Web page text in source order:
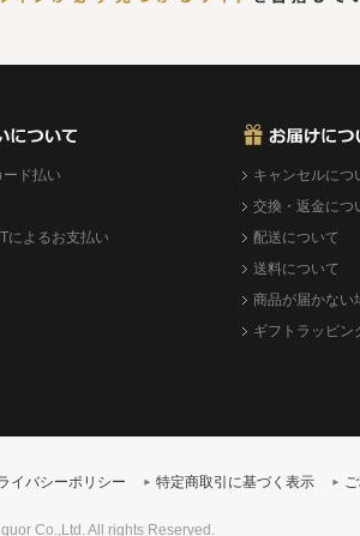
ード払い
によるお支払い
キャンセルにつ
交換・返金につ
配送について
送料について
商品が届かない
ギフトラッピン
イバシーポリシー 特定商取引に基づく表示
Co.,Ltd. All rights Reserved.